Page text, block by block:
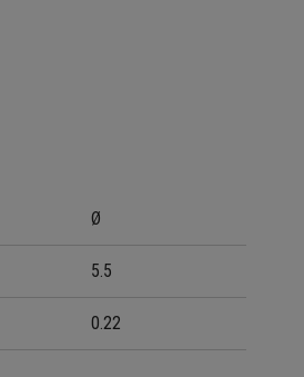
Ø
5.5
0.22